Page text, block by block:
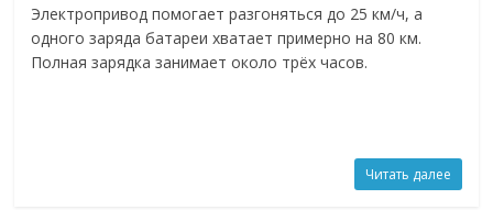
Электропривод помогает разгоняться до 25 км/ч, а
одного заряда батареи хватает примерно на 80 км.
Полная зарядка занимает около трёх часов.
Читать далее